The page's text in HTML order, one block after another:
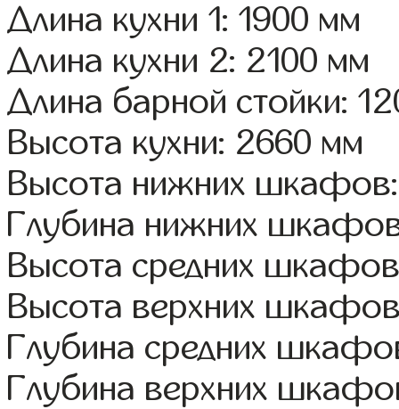
Длина кухни 1: 1900 мм
Длина кухни 2: 2100 мм
Длина барной стойки:
Высота кухни: 2660 мм
Высота нижних
Глубина нижних
Высота средних
Высота верхних
Глубина средних
Глубина верхних